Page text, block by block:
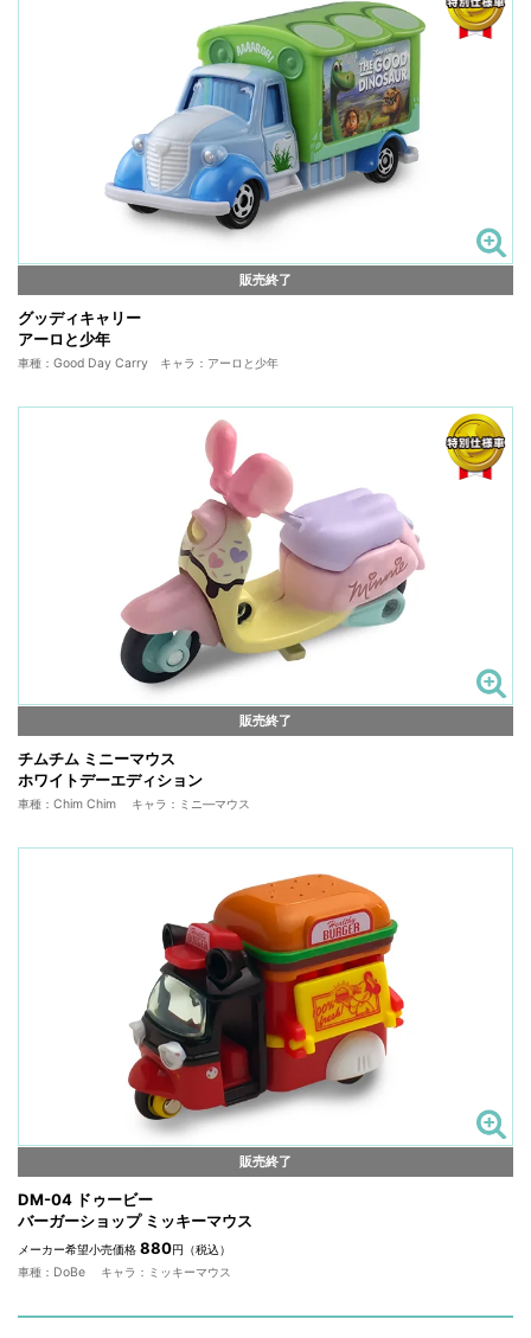
販売終了
グッディキャリー
アーロと少年
車種：Good Day Carry キャラ：アーロと少年
販売終了
チムチム ミニーマウス
ホワイトデーエディション
車種：Chim Chim キャラ：ミニ―マウス
販売終了
DM-04 ドゥービー
バーガーショップ ミッキーマウス
メーカー希望小売価格 880円（税込）
車種：DoBe キャラ：ミッキーマウス